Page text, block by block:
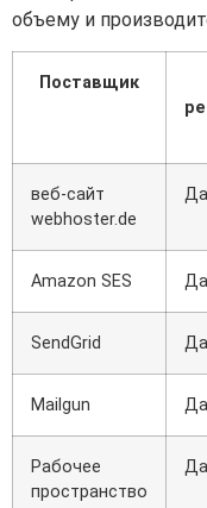
объему и
Поставщик
веб-сайт
webhoster.de
Да
Amazon SES Да
SendGrid Да
Mailgun Да
Рабочее
пространство
Да